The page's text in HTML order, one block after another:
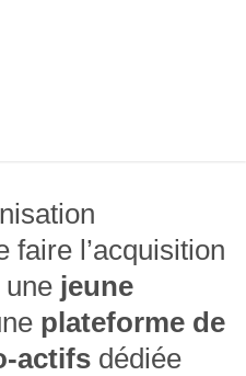
faire l’acquisition
une jeune
plateforme de
actifs dédiée